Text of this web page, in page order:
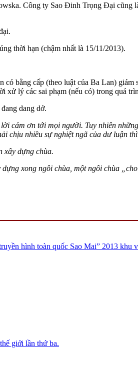
Công ty Sao Đinh Trọng Đại cũng
thời hạn (chậm nhất là 15/11/2013).
bằng cấp (theo luật của Ba Lan)
xử lý các sai phạm (nếu có) trong quá
dang dở.
cám ơn tới mọi người. Tuy nhiên
chịu nhiều sự nghiệt ngã của dư luận
xây dựng chùa.
xong ngôi chùa, một ngôi chùa
hình toàn quốc Sao Mai” 2013 khu
giới lần thứ ba.